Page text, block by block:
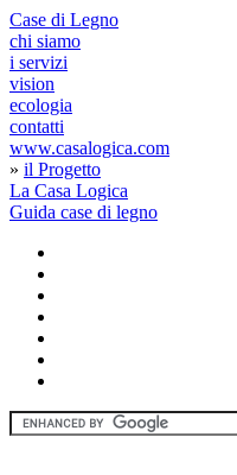
Case di Legno
chi siamo
i servizi
vision
ecologia
contatti
www.casalogica.com
» il Progetto
La Casa Logica
Guida case di legno